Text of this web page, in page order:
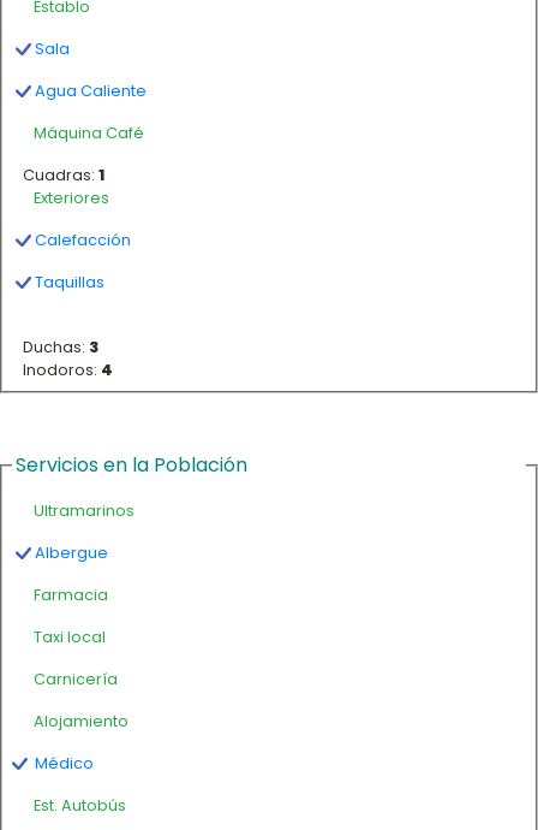
Establo
Sala
Agua Caliente
Máquina Café
Cuadras: 1
Exteriores
Calefacción
Taquillas
Duchas: 3
Inodoros: 4
Servicios en la Población
Ultramarinos
Albergue
Farmacia
Taxi local
Carnicería
Alojamiento
Médico
Est. Autobús